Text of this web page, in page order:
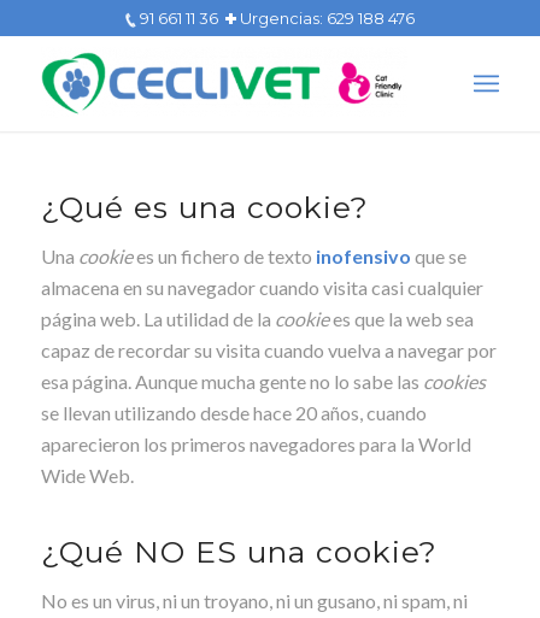
91 661 11 36 Urgencias: 629 188 476
¿Qué es una cookie?
Una cookiees un fichero de texto inofensivo que se
almacena en su navegador cuando visita casi cualquier
página web. La utilidad de la cookiees que la web sea
capaz de recordar su visita cuando vuelva a navegar por
esa página. Aunque mucha gente no lo sabe las cookies
se llevan utilizando desde hace 20 años, cuando
aparecieron los primeros navegadores para la World
Wide Web.
¿Qué NO ES una cookie?
No es un virus, ni un troyano, ni un gusano, ni spam, ni